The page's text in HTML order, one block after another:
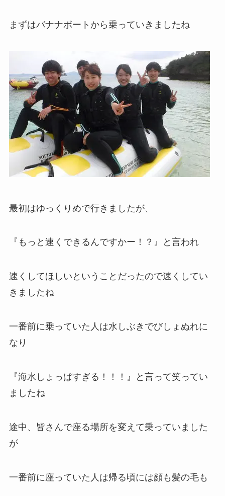
まずはバナナボートから乗っていきましたね
最初はゆっくりめで行きましたが、
『もっと速くできるんですかー！？』と言われ
速くしてほしいということだったので速くしてい
きましたね
一番前に乗っていた人は水しぶきでびしょぬれに
なり
『海水しょっぱすぎる！！！』と言って笑ってい
ましたね
途中、皆さんで座る場所を変えて乗っていました
が
一番前に座っていた人は帰る頃には顔も髪の毛も